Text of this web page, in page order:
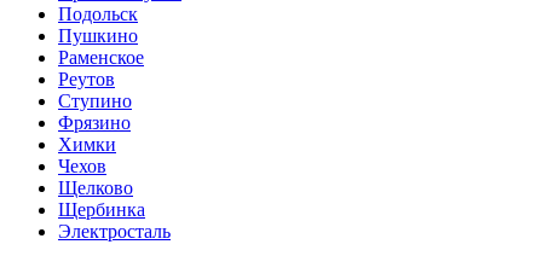
Подольск
Пушкино
Раменское
Реутов
Ступино
Фрязино
Химки
Чехов
Щелково
Щербинка
Электросталь